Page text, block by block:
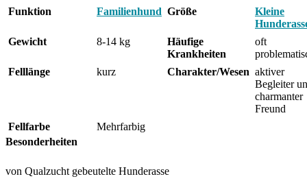
Funktion
Familienhund Größe
Kleine
Gewicht
8-14 kg
Häufige
Krankheiten
oft
Felllänge
kurz Charakter/Wesen aktiver
Begleiter
charmanter
Freund
Fellfarbe
Mehrfarbig
Besonderheiten
von Qualzucht gebeutelte Hunderasse